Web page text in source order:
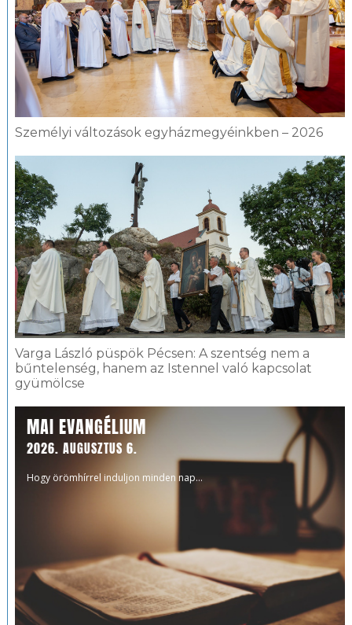
Személyi változások egyházmegyéinkben – 2026
Varga László püspök Pécsen: A szentség nem a
bűntelenség, hanem az Istennel való kapcsolat
gyümölcse
MAI EVANGÉLIUM
2026. AUGUSZTUS 6.
Hogy örömhírrel induljon minden nap...